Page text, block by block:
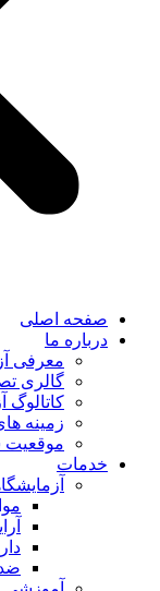
صفحه اصلی
درباره ما
معرفی
گالری
کاتالوگ
زمینه
موقعیت
خدمات